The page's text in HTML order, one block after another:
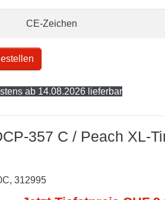
CE-Zeichen
ab 14.08.2026 lieferbar
357 C / Peach XL-
312995